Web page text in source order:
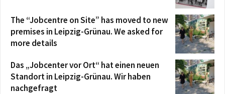
The “Jobcentre on Site” has moved to new
premises in Leipzig-Grünau. We asked for
more details
Das „Jobcenter vor Ort“ hat einen neuen
Standort in Leipzig-Grünau. Wir haben
nachgefragt